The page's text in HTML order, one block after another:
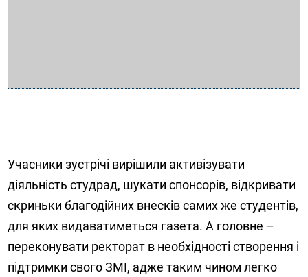
Учасники зустрічі вирішили активізувати
діяльність студрад, шукати спонсорів, відкривати
скриньки благодійних внесків самих же студентів,
для яких видаватиметься газета. А головне –
переконувати ректорат в необхідності створення і
підтримки свого ЗМІ, адже таким чином легко